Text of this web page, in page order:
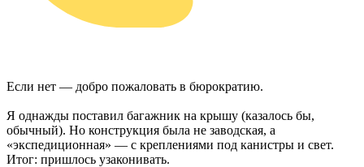
Если нет — добро пожаловать в бюрократию.
Я однажды поставил багажник на крышу (казалось бы,
обычный). Но конструкция была не заводская, а
«экспедиционная» — с креплениями под канистры и свет.
Итог: пришлось узаконивать.